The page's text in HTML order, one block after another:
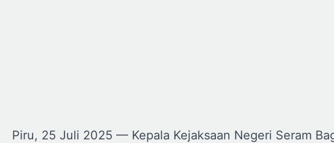
Piru, 25 Juli 2025 — Kepala Kejaksaan Negeri Seram